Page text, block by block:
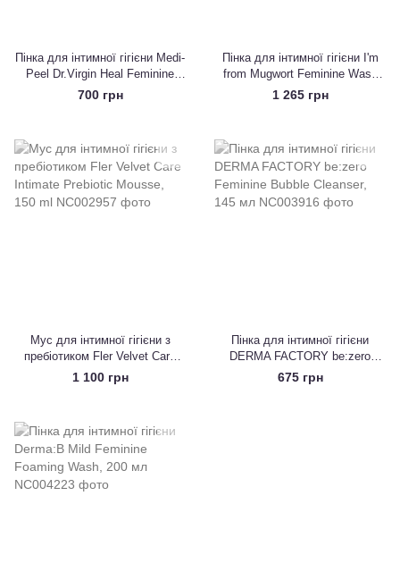
Пінка для інтимної гігієни Medi-
Peel Dr.Virgin Heal Feminine
Wash 150 ml
700 грн
Пінка для інтимної гігієни I'm
from Mugwort Feminine Wash
300 ml
1 265 грн
Мус для інтимної гігієни з
пребіотиком Fler Velvet Care
Intimate Prebiotic Mousse, 150
1 100 грн
Пінка для інтимної гігієни
DERMA FACTORY be:zero
Feminine Bubble Cleanser, 145
675 грн